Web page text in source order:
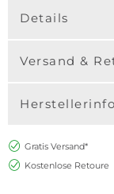
Details
Versand &
Gratis Versand*
Kostenlose Retoure